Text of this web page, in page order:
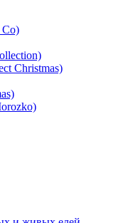
Christmas)